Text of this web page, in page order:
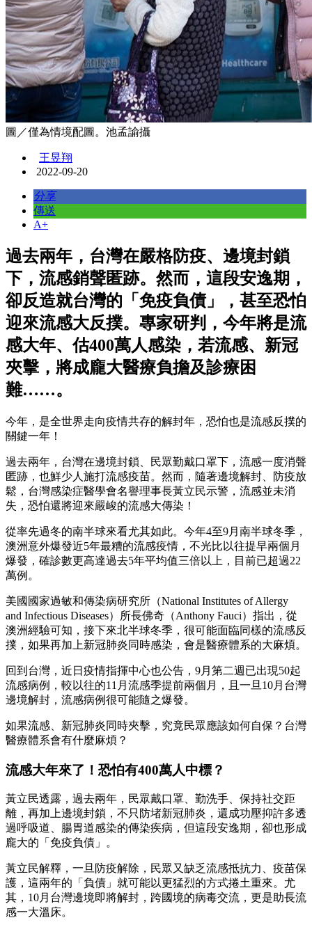
圖／僅為情境配圖。池孟諭攝
王昱翔
2022-09-20
分享
傳送
A+
過去兩年，台灣在嚴格防疫、邊境封鎖
下，流感銷聲匿跡。然而，這段安逸期，
卻反造就台灣的「免疫負債」，甚至恐怕
迎來流感大反撲。專家研判，今年將是流
感大年、估400萬人感染，若流感、新冠
夾擊，將成龐大醫療負擔及診療困
難……。
今年，是全世界走向疫情共存的解封年，恐怕也是流感反撲的
關鍵一年！
過去兩年，台灣在邊境封鎖、民眾勤戴口罩下，流感一度消聲
匿跡，也鮮少人施打流感疫苗。然而，隨著邊境解封、防疫放
鬆，台灣感染症醫學會名譽理事長黃立民示警，流感並未消
失，恐怕還將迎來嚴峻的流感大傳染！
從率先過冬的南半球來看尤其如此。今年4至9月南半球冬季，
澳洲意外爆發近5年最糟的流感疫情，不光比以往提早兩個月
爆發，確診數更高達過去5年平均值三倍以上，目前已超過22
萬例。
美國國家過敏和傳染病研究所（National Institutes of Allergy
and Infectious Diseases）所長佛奇（Anthony Fauci）指出，從
澳洲經驗可知，接下來北半球冬季，很可能面臨同樣的流感反
撲，如果再加上新冠肺炎同時感染，會是醫療體系的大麻煩。
回到台灣，近日疫情指揮中心也公告，9月第二週已出現50起
流感病例，較以往的11月流感季提前兩個月，且一旦10月台灣
邊境解封，流感病例很可能隨之爆發。
如果流感、新冠肺炎同時夾擊，究竟民眾應該如何自保？台灣
醫療體系會有什麼麻煩？
流感大年來了！恐怕有400萬人中標？
黃立民透露，過去兩年，民眾戴口罩、勤洗手、保持社交距
離，再加上邊境封鎖，不只防堵新冠肺炎，還成功壓抑許多透
過呼吸道、腸胃道感染的傳染疾病，但這段安逸期，卻也形成
龐大的「免疫負債」。
黃立民解釋，一旦防疫解除，民眾又缺乏流感抵抗力、疫苗保
護，這兩年的「負債」就可能以更猛烈的方式捲土重來。尤
其，10月台灣邊境即將解封，跨國境的病毒交流，更是助長流
感一大溫床。